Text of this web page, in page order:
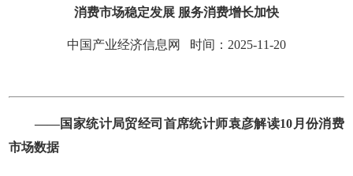
消费市场稳定发展 服务消费增长加快
中国产业经济信息网 时间：2025-11-20
——国家统计局贸经司首席统计师袁彦解读10月份消费
市场数据